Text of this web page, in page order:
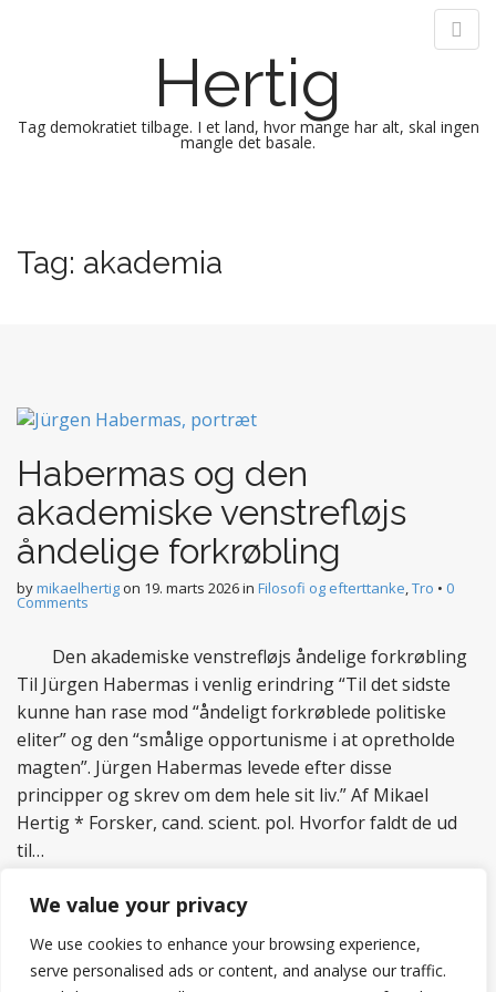
We value your privacy
We use cookies to enhance your browsing experience,
serve personalised ads or content, and analyse our traffic.
Hertig
Tag demokratiet tilbage. I et land, hvor mange har alt, skal ingen
mangle det basale.
i
n
p
t
e
t
Tag: akademia
Habermas og den
akademiske venstrefløjs
åndelige forkrøbling
bymikaelhertigon 19. marts 2026in Filosofi og efterttanke,Tro • 0
Comments
Den akademiske venstrefløjs åndelige forkrøbling
Til Jürgen Habermas i venlig erindring “Til det sidste
kunne han rase mod “åndeligt forkrøblede politiske
eliter” og den “smålige opportunisme i at opretholde
magten”. Jürgen Habermas levede efter disse
principper og skrev om dem hele sit liv.” Af Mikael
Hertig * Forsker, cand. scient. pol. Hvorfor faldt de ud
til…
Read more